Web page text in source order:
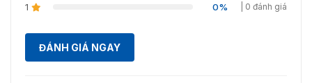
1 0% | 0 đánh giá
ĐÁNH GIÁ NGAY